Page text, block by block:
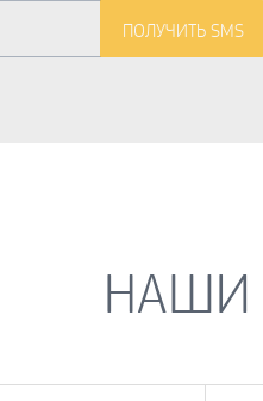
НАШИ